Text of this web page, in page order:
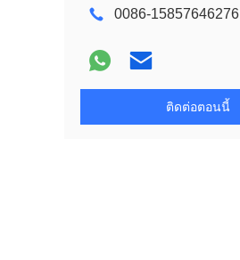
0086-15857646276
ติดต่อตอนนี้